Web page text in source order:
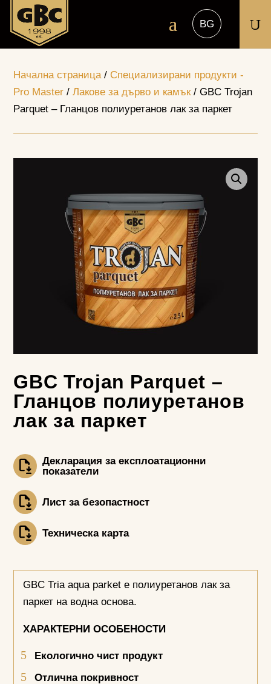
U
Начална страница/ Специализирани продукти -
Pro Master /Лакове за дърво и камък/ GBC Trojan
Parquet – Гланцов полиуретанов лак за паркет
GBC Trojan Parquet –
Гланцов полиуретанов
лак за паркет
Декларация за експлоатационни
показатели
Лист за безопастност
Техническа карта
GBC Tria aqua parket е полиуретанов лак за
паркет на водна основа.
ХАРАКТЕРНИ ОСОБЕНОСТИ
Екологично чист продукт
Отлична покривност